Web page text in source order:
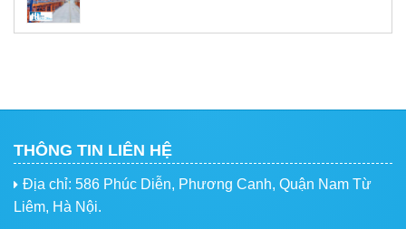
THÔNG TIN LIÊN HỆ
Địa chỉ: 586 Phúc Diễn, Phương Canh, Quận Nam Từ
Liêm, Hà Nội.